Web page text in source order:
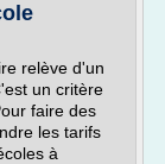
relève d'un
un critère
faire des
les tarifs
à